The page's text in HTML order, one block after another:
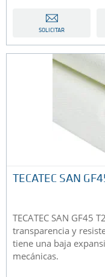
SOLICITAR
TECATEC SAN
TECATEC SAN GF45
transparencia y
tiene una baja
mecánicas.